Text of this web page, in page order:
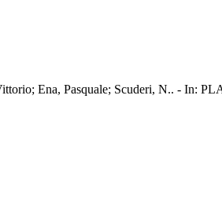
Ena, Pasquale; Scuderi, N.. -